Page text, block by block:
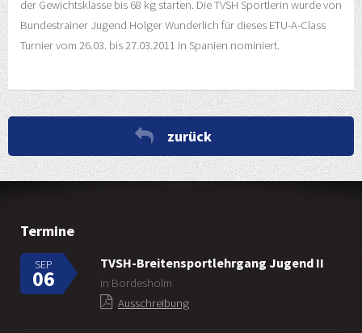
der Gewichtsklasse bis 68 kg starten. Die TVSH Sportlerin wurde von
Bundestrainer Jugend Holger Wunderlich für dieses ETU-A-Class
Turnier vom 26.03. bis 27.03.2011 in Spanien nominiert.
zurück
Termine
SEP
06
TVSH-Breitensportlehrgang Jugend II
in Bordesholm
Ausschreibung